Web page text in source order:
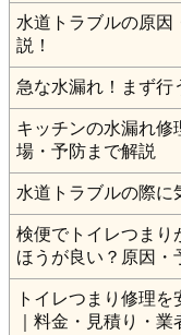
水道トラブルの原因
説！
急な水漏れ！まず行
キッチンの水漏れ修
場・予防まで解説
水道トラブルの際に
検便でトイレつまり
ほうが良い？原因・
トイレつまり修理
｜料金・見積り・